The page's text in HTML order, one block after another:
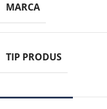
MARCA
TIP PRODUS